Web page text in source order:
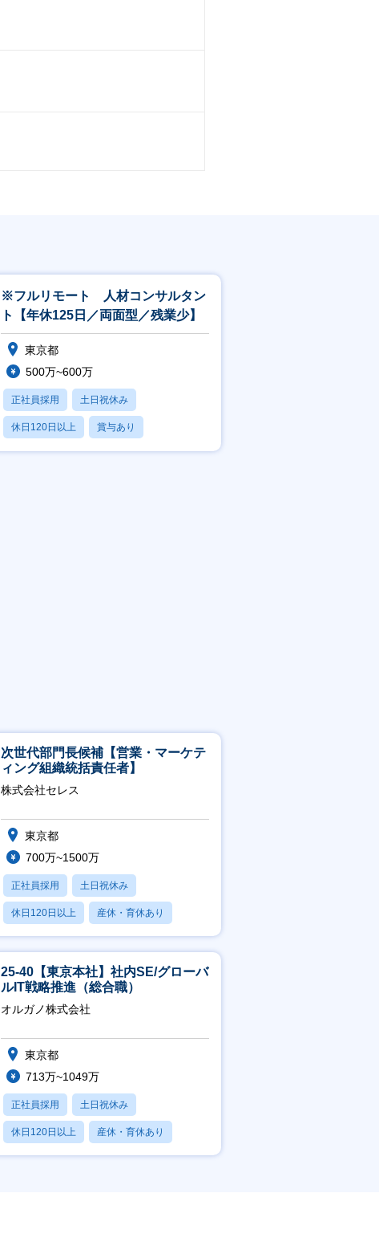
※フルリモート 人材コンサルタン
ト【年休125日／両面型／残業少】
東京都
500万~600万
正社員採用 土日祝休み
休日120日以上 賞与あり
次世代部門長候補【営業・マーケテ
ィング組織統括責任者】
株式会社セレス
東京都
700万~1500万
正社員採用 土日祝休み
休日120日以上 産休・育休あり
賞与あり
25-40【東京本社】社内SE/グローバ
ルIT戦略推進（総合職）
オルガノ株式会社
東京都
713万~1049万
正社員採用 土日祝休み
休日120日以上 産休・育休あり
月残業20時間以内